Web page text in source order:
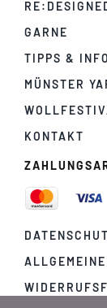
GARNE
TIPPS &
MÜNSTER
KONTAKT